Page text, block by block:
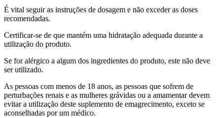
É vital seguir as instruções de dosagem e não exceder as doses
recomendadas.
Certificar-se de que mantém uma hidratação adequada durante a
utilização do produto.
Se for alérgico a algum dos ingredientes do produto, este não deve
ser utilizado.
As pessoas com menos de 18 anos, as pessoas que sofrem de
perturbações renais e as mulheres grávidas ou a amamentar devem
evitar a utilização deste suplemento de emagrecimento, exceto se
aconselhadas por um médico.